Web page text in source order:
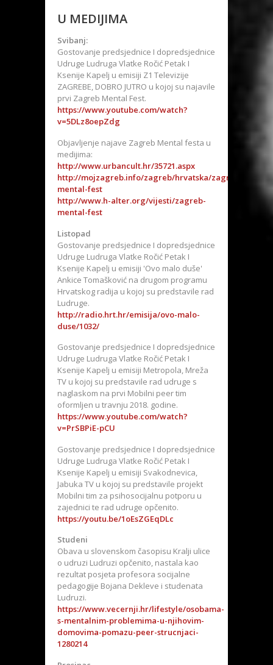
U MEDIJIMA
Svibanj:
Gostovanje predsjednice I dopredsjednice
Udruge Ludruga Vlatke Ročić Petak I
Ksenije Kapelj u emisiji Z1 Televizije
ZAGREBE, DOBRO JUTRO u kojoj su najavile
prvi Zagreb Mental Fest.
https://www.youtube.com/watch?
v=5DLz8oepZdg
Objavljenje najave Zagreb Mental festa u
medijima:
http://www.urbancult.hr/35721.aspx
http://mojzagreb.info/zagreb/hrvatska/zagreb-
mental-fest
http://www.h-alter.org/vijesti/zagreb-
mental-fest
Listopad
Gostovanje predsjednice I dopredsjednice
Udruge Ludruga Vlatke Ročić Petak I
Ksenije Kapelj u emisiji 'Ovo malo duše'
Ankice Tomašković na drugom programu
Hrvatskog radija u kojoj su predstavile rad
Ludruge.
http://radio.hrt.hr/emisija/ovo-malo-
duse/1032/
Gostovanje predsjednice I dopredsjednice
Udruge Ludruga Vlatke Ročić Petak I
Ksenije Kapelj u emisiji Metropola, Mreža
TV u kojoj su predstavile rad udruge s
naglaskom na prvi Mobilni peer tim
oformljen u travnju 2018. godine.
https://www.youtube.com/watch?
v=PrSBPiE-pCU
Gostovanje predsjednice I dopredsjednice
Udruge Ludruga Vlatke Ročić Petak I
Ksenije Kapelj u emisiji Svakodnevica,
Jabuka TV u kojoj su predstavile projekt
Mobilni tim za psihosocijalnu potporu u
zajednici te rad udruge opčenito.
https://youtu.be/1oEsZGEqDLc
Studeni
Obava u slovenskom časopisu Kralji ulice
o udruzi Ludruzi opčenito, nastala kao
rezultat posjeta profesora socijalne
pedagogije Bojana Dekleve i studenata
Ludruzi.
https://www.vecernji.hr/lifestyle/osobama-
s-mentalnim-problemima-u-njihovim-
domovima-pomazu-peer-strucnjaci-
1280214